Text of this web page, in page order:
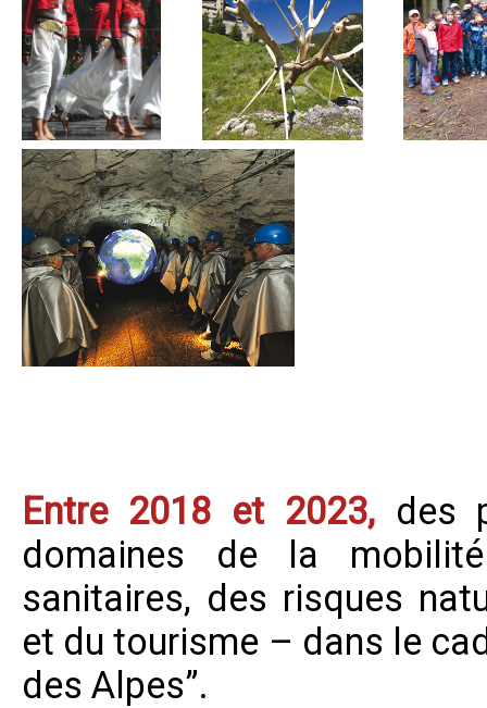
Entre 2018 et 2023, des
domaines de la
sanitaires, des risques
et du tourisme – dans le
des Alpes”.